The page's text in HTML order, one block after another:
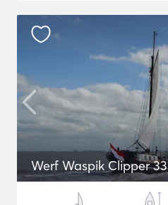
Werf Waspik Clipper 33